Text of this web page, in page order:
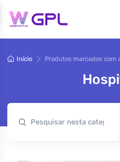
Início Produtos marcados com